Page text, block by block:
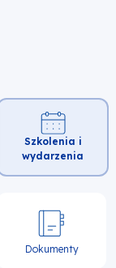
Szkolenia i
wydarzenia
Dokumenty